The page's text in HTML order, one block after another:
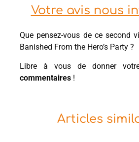
Votre avis nous
Que pensez-vous de ce second
Banished From the Hero’s Party ?
Libre à vous de donner
commentaires !
Articles